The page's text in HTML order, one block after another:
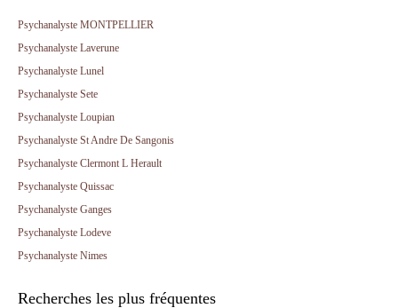
Psychanalyste MONTPELLIER
Psychanalyste Laverune
Psychanalyste Lunel
Psychanalyste Sete
Psychanalyste Loupian
Psychanalyste St Andre De Sangonis
Psychanalyste Clermont L Herault
Psychanalyste Quissac
Psychanalyste Ganges
Psychanalyste Lodeve
Psychanalyste Nimes
Recherches les plus fréquentes